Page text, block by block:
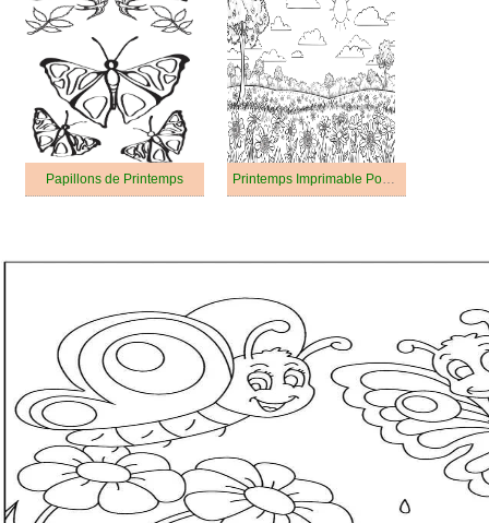
Papillons de Printemps Printemps Imprimable Pour Les Enfants